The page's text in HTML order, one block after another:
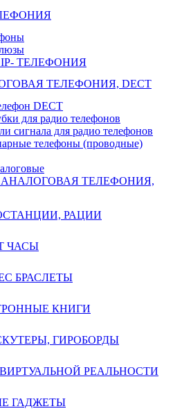
IP- ТЕЛЕФОНИЯ
ТЕЛЕФОНИЯ, DECT
DECT
для радио телефонов
сигнала для радио телефонов
телефоны (проводные)
АНАЛОГОВАЯ ТЕЛЕФОНИЯ,
РАЦИИ
ЧАСЫ
БРАСЛЕТЫ
КНИГИ
ГИРОБОРДЫ
РЕАЛЬНОСТИ
ГАДЖЕТЫ